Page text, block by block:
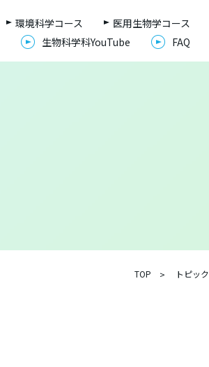
環境科学コース
医用生物学コース
生物科学科YouTube FAQ
TOP トピック